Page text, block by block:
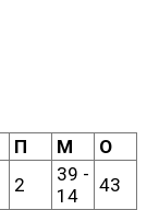
П М
О
2
39 -
14
43